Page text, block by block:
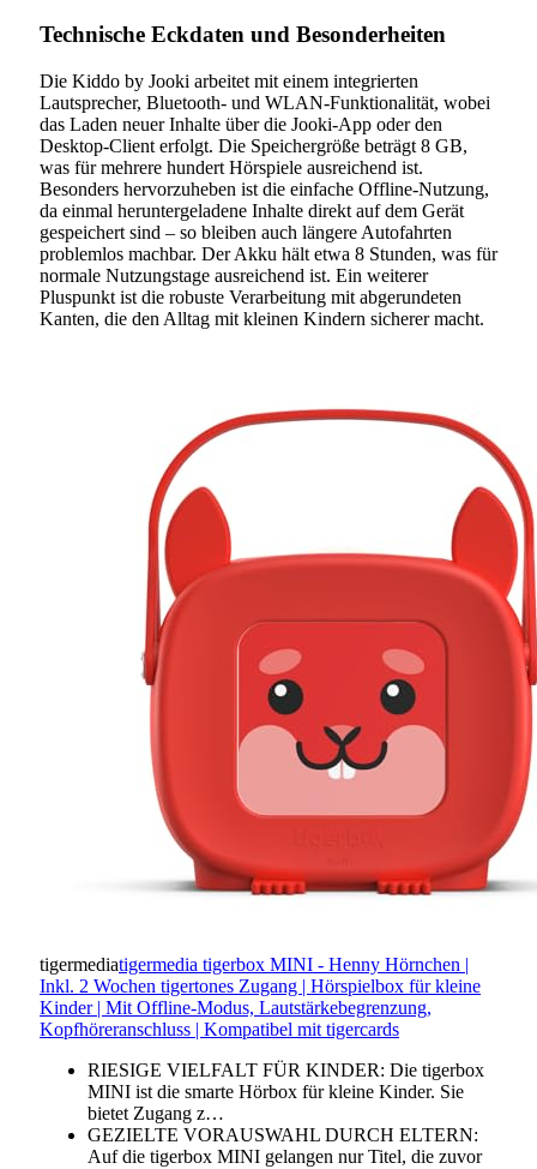
Technische Eckdaten und Besonderheiten
Die Kiddo by Jooki arbeitet mit einem integrierten
Lautsprecher, Bluetooth- und WLAN-Funktionalität, wobei
das Laden neuer Inhalte über die Jooki-App oder den
Desktop-Client erfolgt. Die Speichergröße beträgt 8 GB,
was für mehrere hundert Hörspiele ausreichend ist.
Besonders hervorzuheben ist die einfache Offline-Nutzung,
da einmal heruntergeladene Inhalte direkt auf dem Gerät
gespeichert sind – so bleiben auch längere Autofahrten
problemlos machbar. Der Akku hält etwa 8 Stunden, was für
normale Nutzungstage ausreichend ist. Ein weiterer
Pluspunkt ist die robuste Verarbeitung mit abgerundeten
Kanten, die den Alltag mit kleinen Kindern sicherer macht.
tigermediatigermedia tigerbox MINI - Henny Hörnchen |
Inkl. 2 Wochen tigertones Zugang | Hörspielbox für kleine
Kinder | Mit Offline-Modus, Lautstärkebegrenzung,
Kopfhöreranschluss | Kompatibel mit tigercards
RIESIGE VIELFALT FÜR KINDER: Die tigerbox
MINI ist die smarte Hörbox für kleine Kinder. Sie
bietet Zugang z…
GEZIELTE VORAUSWAHL DURCH ELTERN:
Auf die tigerbox MINI gelangen nur Titel, die zuvor